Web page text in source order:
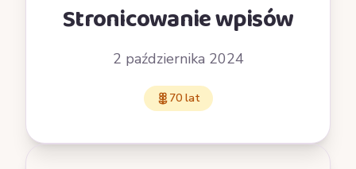
Stronicowanie wpisów
2 października 2024
70 lat